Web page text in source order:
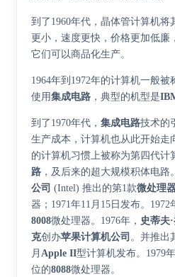
到了1960年代，晶体管计算机将
更小，速度更快，价格更加低廉
它们可以商品化生产。
1964年到1972年的计算机一般
使用集成电路 ，典型的机型是
到了1970年代， 集成电路技术的
生产成本，计算机也从此开始走
的计算机习惯上被称为第四代计
路 ，及后来的超大规模积体电路 。
公司 (Intel) 推出的第1款微处理
器；1971年11月15日发布。1972
8008微处理器。1976年， 史蒂夫
克创办苹果计算机公司 。并推出
月 Apple II型计算机发布。1979
位的8088微处理器。